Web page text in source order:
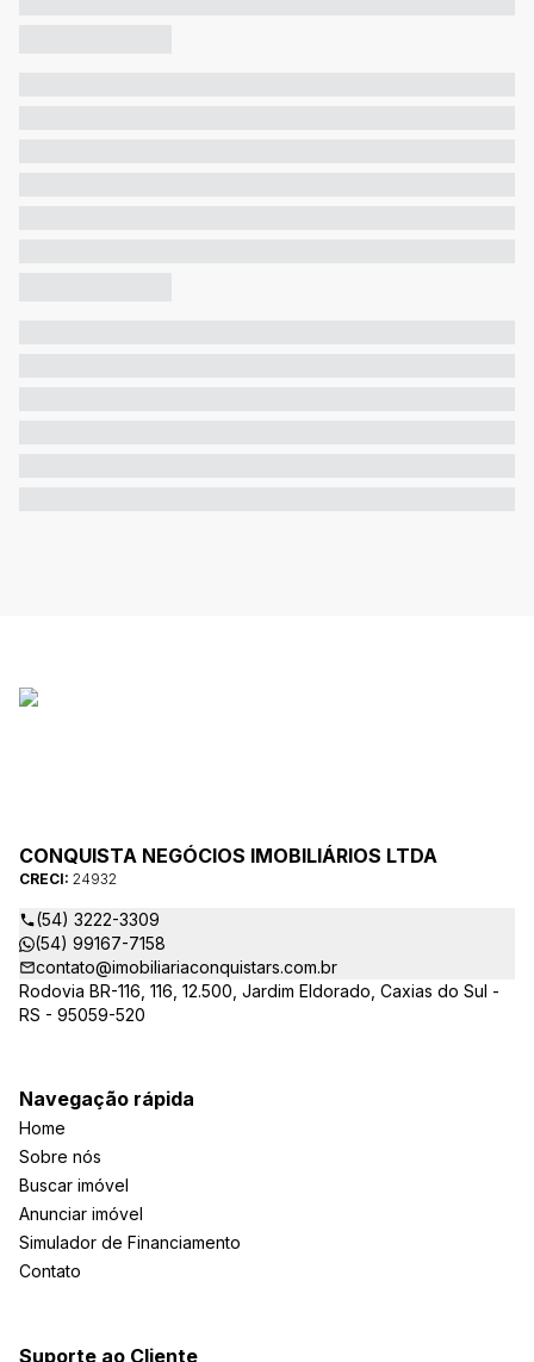
CONQUISTA NEGÓCIOS IMOBILIÁRIOS LTDA
CRECI: 24932
(54) 3222-3309
(54) 99167-7158
contato@imobiliariaconquistars.com.br
Rodovia BR-116, 116, 12.500, Jardim Eldorado, Caxias do Sul -
RS - 95059-520
Navegação rápida
Home
Sobre nós
Buscar imóvel
Anunciar imóvel
Simulador de Financiamento
Contato
Suporte ao Cliente